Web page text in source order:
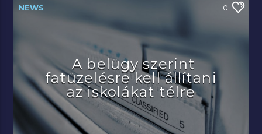
NEWS 0
A belügy szerint
fatüzelésre kell állítani
az iskolákat télre